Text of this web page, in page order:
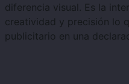
diferencia visual. Es la
creatividad y precisión lo
publicitario en una